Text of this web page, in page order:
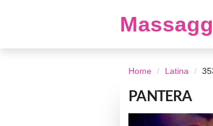
Home Latina
PANTERA